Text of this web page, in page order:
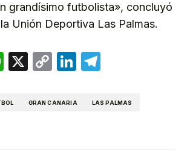
grandísimo futbolista», concluyó
Unión Deportiva Las Palmas.
WhatsApp
X
CopyLinkedIn
GRAN CANARIA LAS PALMAS